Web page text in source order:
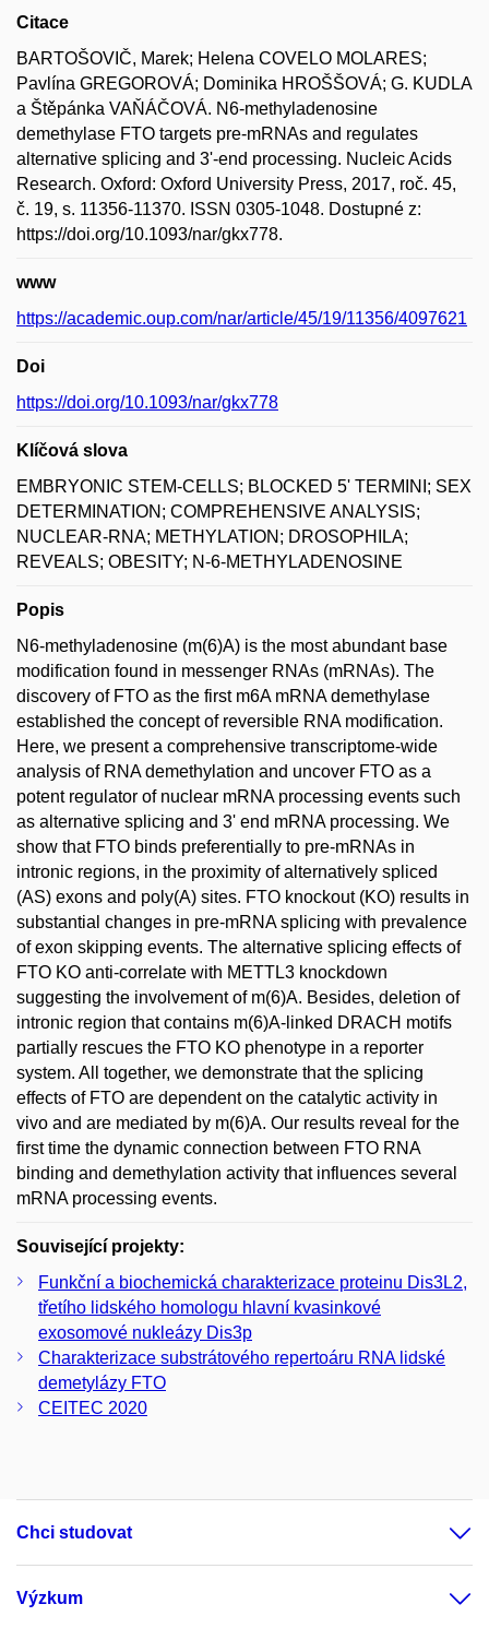
Citace
BARTOŠOVIČ, Marek; Helena COVELO MOLARES;
Pavlína GREGOROVÁ; Dominika HROŠŠOVÁ; G. KUDLA
a Štěpánka VAŇÁČOVÁ. N6-methyladenosine
demethylase FTO targets pre-mRNAs and regulates
alternative splicing and 3'-end processing. Nucleic Acids
Research. Oxford: Oxford University Press, 2017, roč. 45,
č. 19, s. 11356-11370. ISSN 0305-1048. Dostupné z:
https://doi.org/10.1093/nar/gkx778.
www
https://academic.oup.com/nar/article/45/19/11356/4097621
Doi
https://doi.org/10.1093/nar/gkx778
Klíčová slova
EMBRYONIC STEM-CELLS; BLOCKED 5' TERMINI; SEX
DETERMINATION; COMPREHENSIVE ANALYSIS;
NUCLEAR-RNA; METHYLATION; DROSOPHILA;
REVEALS; OBESITY; N-6-METHYLADENOSINE
Popis
N6-methyladenosine (m(6)A) is the most abundant base
modification found in messenger RNAs (mRNAs). The
discovery of FTO as the first m6A mRNA demethylase
established the concept of reversible RNA modification.
Here, we present a comprehensive transcriptome-wide
analysis of RNA demethylation and uncover FTO as a
potent regulator of nuclear mRNA processing events such
as alternative splicing and 3' end mRNA processing. We
show that FTO binds preferentially to pre-mRNAs in
intronic regions, in the proximity of alternatively spliced
(AS) exons and poly(A) sites. FTO knockout (KO) results in
substantial changes in pre-mRNA splicing with prevalence
of exon skipping events. The alternative splicing effects of
FTO KO anti-correlate with METTL3 knockdown
suggesting the involvement of m(6)A. Besides, deletion of
intronic region that contains m(6)A-linked DRACH motifs
partially rescues the FTO KO phenotype in a reporter
system. All together, we demonstrate that the splicing
effects of FTO are dependent on the catalytic activity in
vivo and are mediated by m(6)A. Our results reveal for the
first time the dynamic connection between FTO RNA
binding and demethylation activity that influences several
mRNA processing events.
Související projekty:
Funkční a biochemická charakterizace proteinu Dis3L2,
třetího lidského homologu hlavní kvasinkové
exosomové nukleázy Dis3p
Charakterizace substrátového repertoáru RNA lidské
demetylázy FTO
CEITEC 2020
Chci studovat
Výzkum